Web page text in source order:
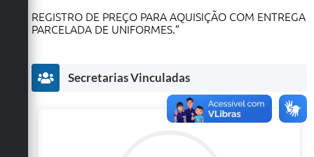
Links
Contato
REGISTRO DE PREÇO PARA AQUISIÇÃO COM ENTREGA
PARCELADA DE UNIFORMES.”
Secretarias Vinculadas